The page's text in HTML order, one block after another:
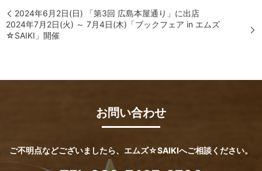
2024年6月2日(日) 「第3回 広島本屋通り」に出店
2024年7月2日(火) ～ 7月4日(木)「ブックフェア in エムズ
☆SAIKI」開催
お問い合わせ
ご不明点などございましたら、エムズ☆SAIKIへご相談ください。